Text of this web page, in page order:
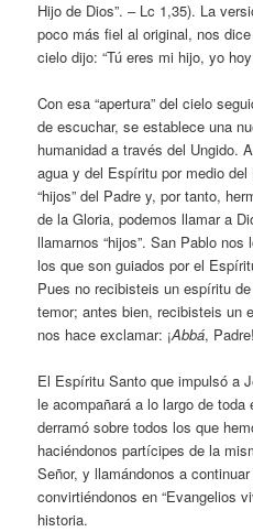
Hijo de Dios”. – Lc 1,35). La
poco más fiel al original, nos
cielo dijo: “Tú eres mi hijo, yo
Con esa “apertura” del cielo
de escuchar, se establece una
humanidad a través del Ungido.
agua y del Espíritu por medio
“hijos” del Padre y, por tanto,
de la Gloria, podemos llamar a
llamarnos “hijos”. San Pablo
los que son guiados por el
Pues no recibisteis un espíritu
temor; antes bien, recibisteis un
nos hace exclamar: ¡Abbá,
El Espíritu Santo que impulsó a
le acompañará a lo largo de
derramó sobre todos los que
haciéndonos partícipes de la
Señor, y llamándonos a
convirtiéndonos en “Evangelios
historia.